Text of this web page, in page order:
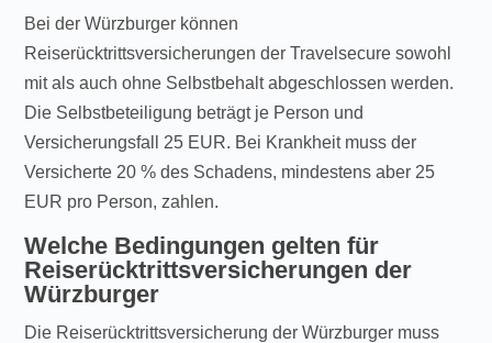
Bei der Würzburger können
Reiserücktrittsversicherungen der Travelsecure sowohl
mit als auch ohne Selbstbehalt abgeschlossen werden.
Die Selbstbeteiligung beträgt je Person und
Versicherungsfall 25 EUR. Bei Krankheit muss der
Versicherte 20 % des Schadens, mindestens aber 25
EUR pro Person, zahlen.
Welche Bedingungen gelten für
Reiserücktrittsversicherungen der
Würzburger
Die Reiserücktrittsversicherung der Würzburger muss